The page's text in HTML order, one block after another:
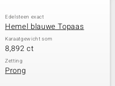
Edelsteen exact
Hemel blauwe Topaas
Karaatgewicht som
8,892 ct
Zetting
Prong